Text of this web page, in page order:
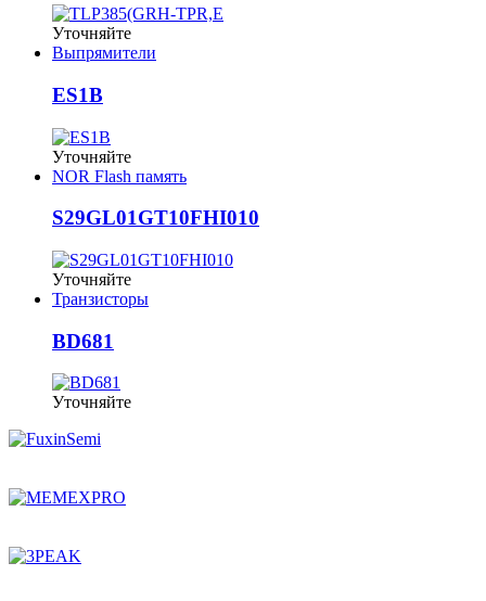
Уточняйте
Выпрямители
ES1B
Уточняйте
NOR Flash память
S29GL01GT10FHI010
Уточняйте
Транзисторы
BD681
Уточняйте